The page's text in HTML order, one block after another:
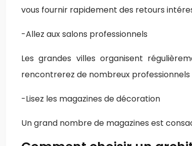
vous fournir rapidement des retours
-Allez aux salons professionnels
Les grandes villes organisent
rencontrerez de nombreux
-Lisez les magazines de décoration
Un grand nombre de magazines est